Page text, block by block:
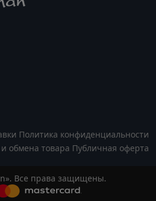
Политика конфиденциальности
обмена товара Публичная оферта
Все права защищены.